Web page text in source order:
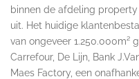
binnen de afdeling
uit. Het huidige
van ongeveer 1.250.000m²
Carrefour, De Lijn, Bank
Maes Factory, een